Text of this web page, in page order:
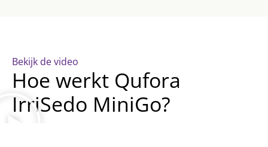
Bekijk de video
Hoe werkt Qufora
IrriSedo MiniGo?